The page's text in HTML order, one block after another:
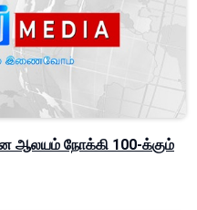
ஆலயம் நோக்கி 100-க்கும்